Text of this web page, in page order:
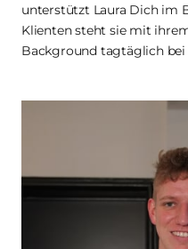
unterstützt Laura Dich im
Klienten steht sie mit
Background tagtäglich bei